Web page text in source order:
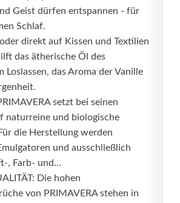
Geist dürfen entspannen - für
Schlaf.
direkt auf Kissen und Textilien
das ätherische Öl des
Loslassen, das Aroma der Vanille
setzt bei seinen
naturreine und biologische
die Herstellung werden
und ausschließlich
, Farb- und...
Die hohen
von PRIMAVERA stehen in